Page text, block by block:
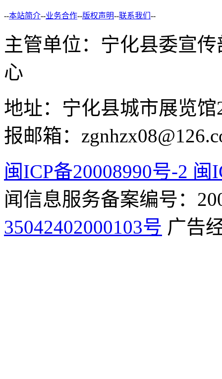
--本站简介--业务合作--版权声明--联系我们 --
主管单位：宁化县委宣
心
地址：宁化县城市展览馆
报邮箱：
闽ICP备20008990号-2 闽
闻信息服务备案编号：
35042402000103号 广告